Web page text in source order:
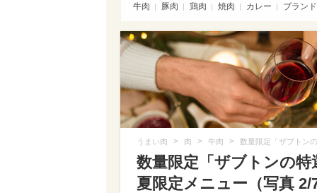
牛肉 豚肉 鶏肉 焼肉 カレー ブラン
うまい肉 > 肉 > 牛肉 > 数量限定「ザブトン
数量限定「ザブトンの
夏限定メニュー（写真 2/